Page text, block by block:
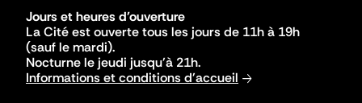
Jours et heures d'ouverture
La Cité est ouverte tous les jours de 11h à 19h
(sauf le mardi).
Nocturne le jeudi jusqu'à 21h.
Informations et conditions d'accueil